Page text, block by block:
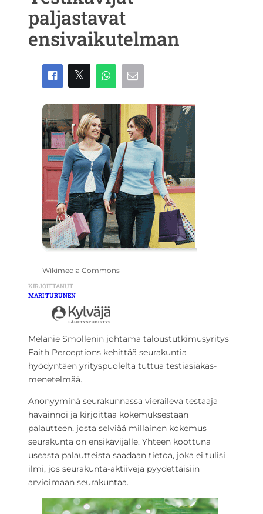
paljastavat
ensivaikutelman
Wikimedia Commons
KIRJOITTANUT
MARI TURUNEN
Melanie Smollenin johtama taloustutkimusyritys
Faith Perceptions kehittää seurakuntia
hyödyntäen yrityspuolelta tuttua testiasiakas-
menetelmää.
Anonyyminä seurakunnassa vieraileva testaaja
havainnoi ja kirjoittaa kokemuksestaan
palautteen, josta selviää millainen kokemus
seurakunta on ensikävijälle. Yhteen koottuna
useasta palautteista saadaan tietoa, joka ei tulisi
ilmi, jos seurakunta-aktiiveja pyydettäisiin
arvioimaan seurakuntaa.